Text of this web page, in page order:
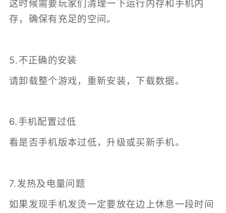
这时候需要玩家们清理一下运行内存和手机内
存，确保有充足的空间。
5.不正确的安装
请卸载整个游戏，重新安装，下载数据。
6.手机配置过低
看是否手机版本过低，升级或买新手机。
7.发热及电量问题
如果发现手机发烫一定要放在边上休息一段时间